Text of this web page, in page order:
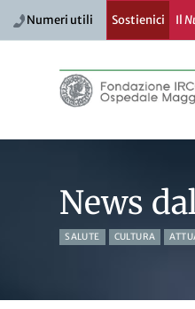
Numeri utili Sostienici Il
News
SALUTE CULTURA